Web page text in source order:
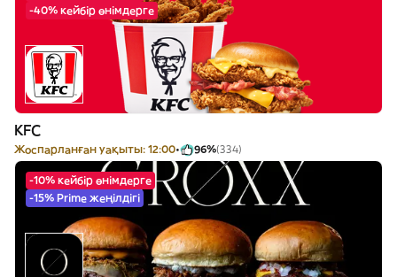
-40% кейбір өнімдерге
KFC
Жоспарланған уақыты: 12:00 96%(334)
-10% кейбір өнімдерге
-15% Prime жеңілдігі